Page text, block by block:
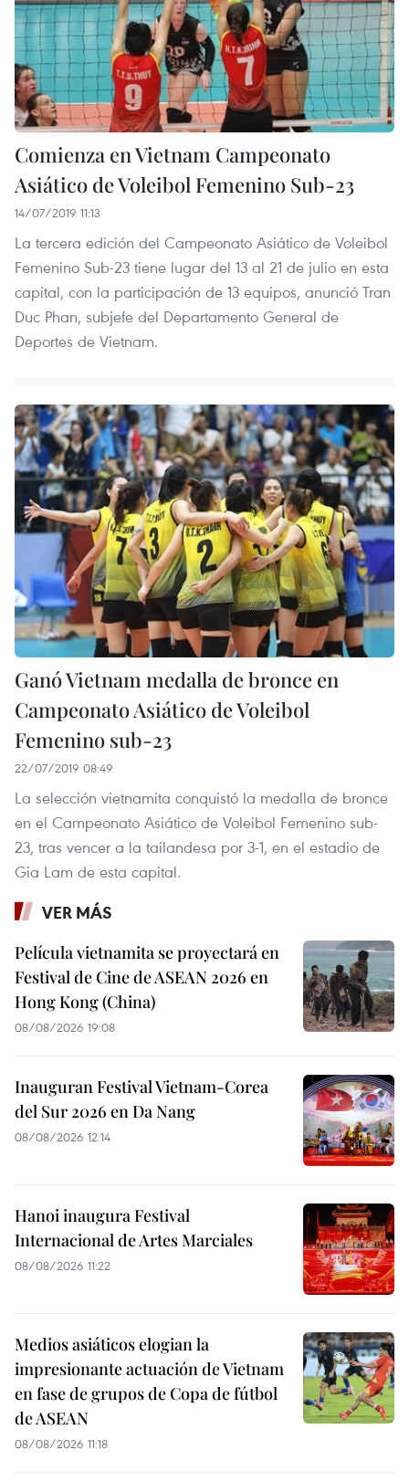
Comienza en Vietnam Campeonato
Asiático de Voleibol Femenino Sub-23
14/07/2019 11:13
La tercera edición del Campeonato Asiático de Voleibol
Femenino Sub-23 tiene lugar del 13 al 21 de julio en esta
capital, con la participación de 13 equipos, anunció Tran
Duc Phan, subjefe del Departamento General de
Deportes de Vietnam.
Ganó Vietnam medalla de bronce en
Campeonato Asiático de Voleibol
Femenino sub-23
22/07/2019 08:49
La selección vietnamita conquistó la medalla de bronce
en el Campeonato Asiático de Voleibol Femenino sub-
23, tras vencer a la tailandesa por 3-1, en el estadio de
Gia Lam de esta capital.
VER MÁS
Película vietnamita se proyectará en
Festival de Cine de ASEAN 2026 en
Hong Kong (China)
08/08/2026 19:08
Inauguran Festival Vietnam-Corea
del Sur 2026 en Da Nang
08/08/2026 12:14
Hanoi inaugura Festival
Internacional de Artes Marciales
08/08/2026 11:22
Medios asiáticos elogian la
impresionante actuación de Vietnam
en fase de grupos de Copa de fútbol
de ASEAN
08/08/2026 11:18